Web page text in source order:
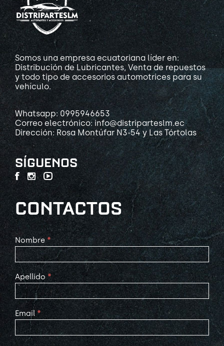
Somos una empresa ecuatoriana líder en:
Distribución de Lubricantes, Venta de repuestos
y todo tipo de accesorios automotrices para su
vehículo.
Whatsapp: 0995946653
Correo electrónico: info@distriparteslm.ec
Dirección: Rosa Montúfar N3-54 y Las Tórtolas
SÍGUENOS
CONTACTOS
Contact
Us
Nombre *
Apellido *
Email *